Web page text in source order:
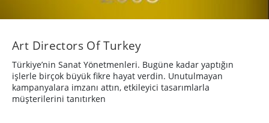
Art Directors Of Turkey
Türkiye’nin Sanat Yönetmenleri. Bugüne kadar yaptığın
işlerle birçok büyük fikre hayat verdin. Unutulmayan
kampanyalara imzanı attın, etkileyici tasarımlarla
müşterilerini tanıtırken